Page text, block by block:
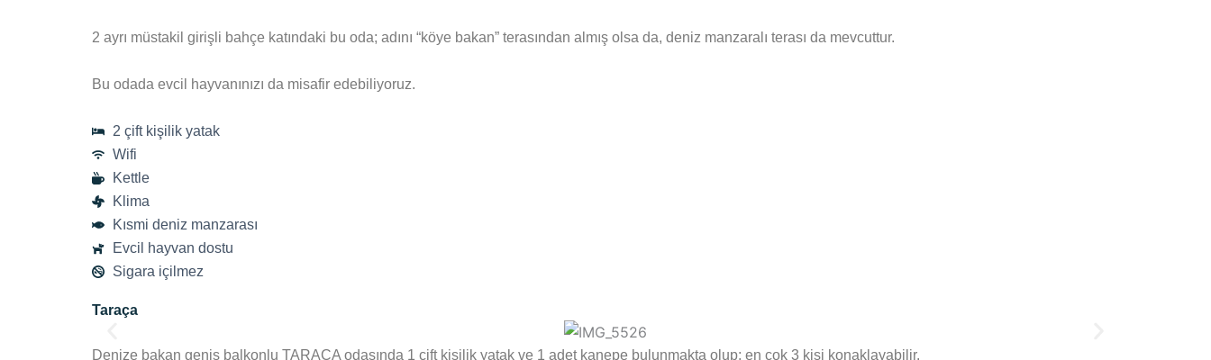
2 ayrı müstakil girişli bahçe katındaki bu oda; adını “köye bakan” terasından almış olsa da, deniz manzaralı terası da mevcuttur.
Bu odada evcil hayvanınızı da misafir edebiliyoruz.
2 çift kişilik yatak
Wifi
Kettle
Klima
Kısmi deniz manzarası
Evcil hayvan dostu
Sigara içilmez
Taraça
Denize bakan geniş balkonlu TARAÇA odasında 1 çift kişilik yatak ve 1 adet kanepe bulunmakta olup; en çok 3 kişi konaklayabilir.